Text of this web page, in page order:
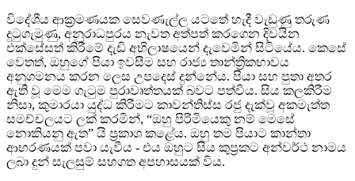
විදේශීය ආක්‍රමණයක සෙවණැල්ල යටතේ හැදී වැඩුණු තරුණ
දුටුගැමුණු, අනුරාධපුරය නැවත අත්පත් කරගෙන දිවයින
එක්සේසත් කිරීමේ දැඩි අභිලාෂයෙන් දැවෙමින් සිටියේය. කෙසේ
වෙතත්, ඔහුගේ පියා ඉවසීම සහ රාජ්‍ය තාන්ත්‍රිකභාවය
අනුගමනය කරන ලෙස උපදෙස් දුන්නේය. පියා සහ පුතා අතර
ඇති වූ මෙම ගැටුම පුරාවෘත්තයක් බවට පත්විය. සිය කලකිරීම
නිසා, කුමාරයා යුද්ධ කිරීමට කාවන්තිස්ස රජු දැක්වූ අකමැත්ත
සමච්චලයට ලක් කරමින්, “ඔහු පිරිමියෙකු නම් මෙසේ
නොකියනු ඇත” යි ප්‍රකාශ කළේය. ඔහු තම පියාට කාන්තා
ආභරණයක් පවා යැවීය - එය ඔහුට සිය කුප්‍රකට අන්වර්ථ නාමය
ලබා දුන් සැලසුම් සහගත අපහාසයක් විය.